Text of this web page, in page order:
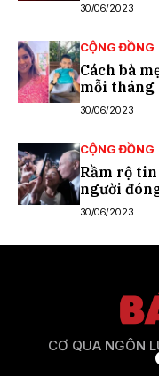
30/06/2023
CỘNG ĐỒNG
Cách bà
mỗi
30/06/2023
CỘNG ĐỒNG
Rầm rộ
người
30/06/2023
CƠ QUA NGÔN